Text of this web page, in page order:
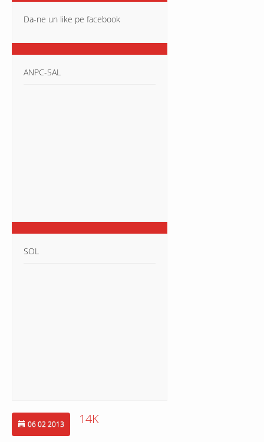
Da-ne un like pe facebook
ANPC-SAL
SOL
06 02 2013 14K